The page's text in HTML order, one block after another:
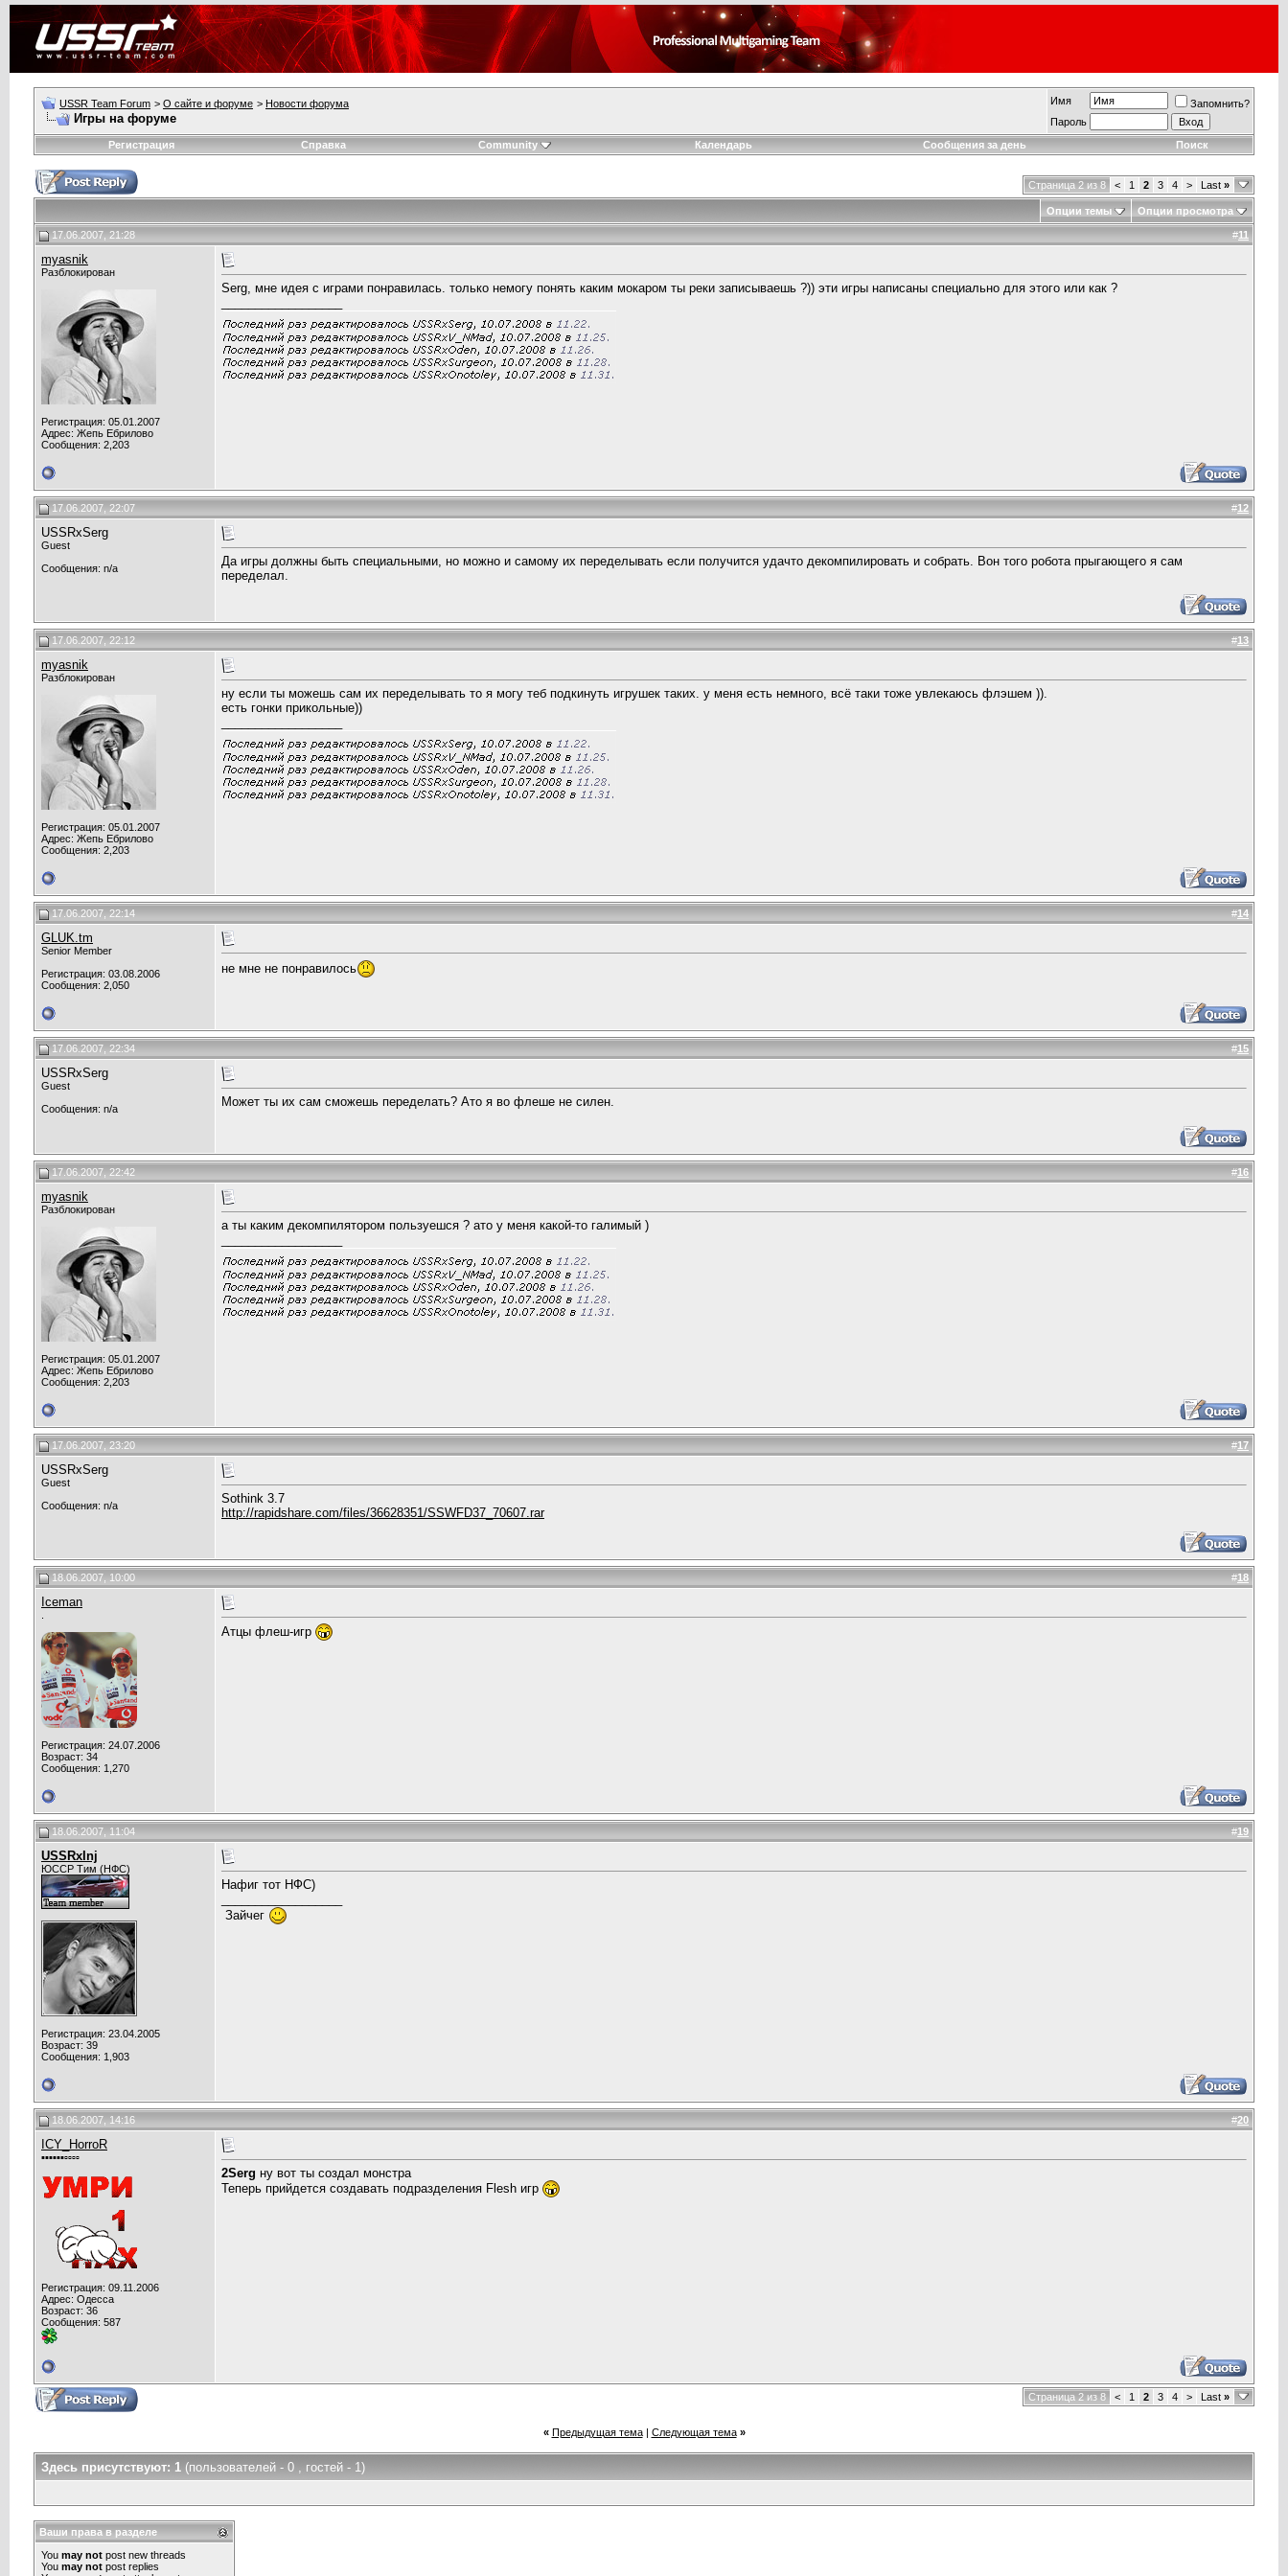
USSR Team Forum > О сайте и форуме > Новости форума
Игры на форуме
Имя
Запомнить?
Пароль
Регистрация
Справка Community Календарь Сообщения за день Поиск
Страница 2 из 8 < 1 2 3 4 > Last »
Опции темы Опции просмотра
17.06.2007, 21:28 #11
myasnik
Разблокирован
Регистрация: 05.01.2007
Адрес: Жепь Ебрилово
Сообщения: 2,203
Serg, мне идея с играми понравилась. только немогу понять каким мокаром ты реки записываешь ?)) эти игры написаны специально для этого или как ?
17.06.2007, 22:07 #12
USSRxSerg
Guest
Сообщения: n/a
Да игры должны быть специальными, но можно и самому их переделывать если получится удачто декомпилировать и собрать. Вон того робота прыгающего я сам
переделал.
17.06.2007, 22:12 #13
myasnik
Разблокирован
Регистрация: 05.01.2007
Адрес: Жепь Ебрилово
Сообщения: 2,203
ну если ты можешь сам их переделывать то я могу теб подкинуть игрушек таких. у меня есть немного, всё таки тоже увлекаюсь флэшем )).
есть гонки прикольные))
17.06.2007, 22:14 #14
GLUK.tm
Senior Member
Регистрация: 03.08.2006
Сообщения: 2,050
не мне не понравилось
17.06.2007, 22:34 #15
USSRxSerg
Guest
Сообщения: n/a
Может ты их сам сможешь переделать? Ато я во флеше не силен.
17.06.2007, 22:42 #16
myasnik
Разблокирован
Регистрация: 05.01.2007
Адрес: Жепь Ебрилово
Сообщения: 2,203
а ты каким декомпилятором пользуешся ? ато у меня какой-то галимый )
17.06.2007, 23:20 #17
USSRxSerg
Guest
Сообщения: n/a
Sothink 3.7
http://rapidshare.com/files/36628351/SSWFD37_70607.rar
18.06.2007, 10:00 #18
Iceman
Регистрация: 24.07.2006
Возраст: 34
Сообщения: 1,270
Атцы флеш-игр
18.06.2007, 11:04 #19
USSRxInj
ЮССР Тим (НФС)
Регистрация: 23.04.2005
Возраст: 39
Сообщения: 1,903
Нафиг тот НФС)
Зайчег
18.06.2007, 14:16 #20
ICY_HorroR
▪▪▪▪▪▪▫▫▫▫
Регистрация: 09.11.2006
Адрес: Одесса
Возраст: 36
Сообщения: 587
2Serg ну вот ты создал монстра
Теперь прийдется создавать подразделения Flesh игр
Страница 2 из 8 < 1 2 3 4 > Last »
« Предыдущая тема| Следующая тема »
Здесь присутствуют: 1 (пользователей - 0 , гостей - 1)
Ваши права в разделе
You may not post new threads
You may not post replies